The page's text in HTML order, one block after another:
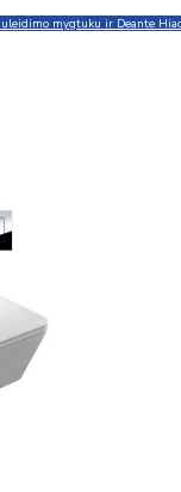
mygtuku ir Deante